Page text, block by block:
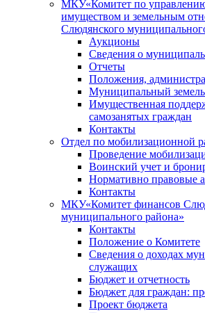
МКУ«Комитет по
имуществом и земельным
Слюдянского
Аукционы
Сведения о
Отчеты
Положения,
Муниципальный
Имущественная
самозанятых граждан
Контакты
Отдел по мобилизационной
Проведение
Воинский учет и
Нормативно правовые
Контакты
МКУ«Комитет финансов
муниципального района»
Контакты
Положение о Комитете
Сведения о доходах
служащих
Бюджет и отчетность
Бюджет для граждан:
Проект бюджета